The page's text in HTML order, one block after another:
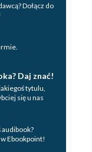
Dołącz do
Daj znać!
tytulu,
się u nas
audibook?
Ebookpoint!